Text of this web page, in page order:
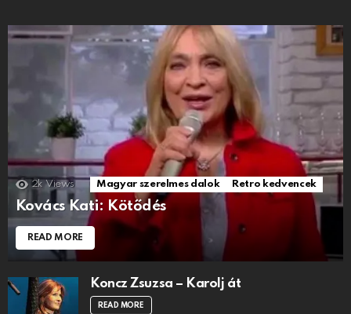
2k Views Magyar szerelmes dalok Retro kedvencek
Kovács Kati: Kötődés
READ MORE
Koncz Zsuzsa – Karolj át
READ MORE